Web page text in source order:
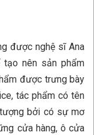
được nghệ sĩ Ana
tạo nên sản phẩm
được trưng bày
tác phẩm có tên
bởi có sự mơ
cửa hàng, ô cửa